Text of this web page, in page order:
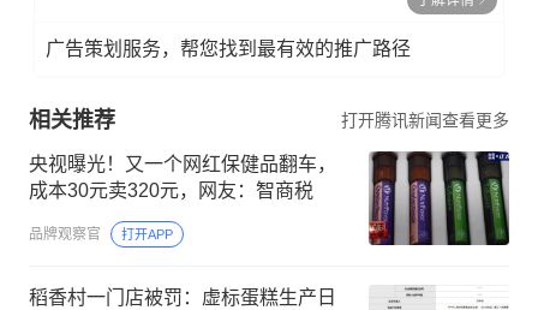
广告策划服务，帮您找到最有效的推广路径
相关推荐 打开腾讯新闻查看更多
央视曝光！又一个网红保健品翻车，
成本30元卖320元，网友：智商税
品牌观察官 打开APP
稻香村一门店被罚：虚标蛋糕生产日